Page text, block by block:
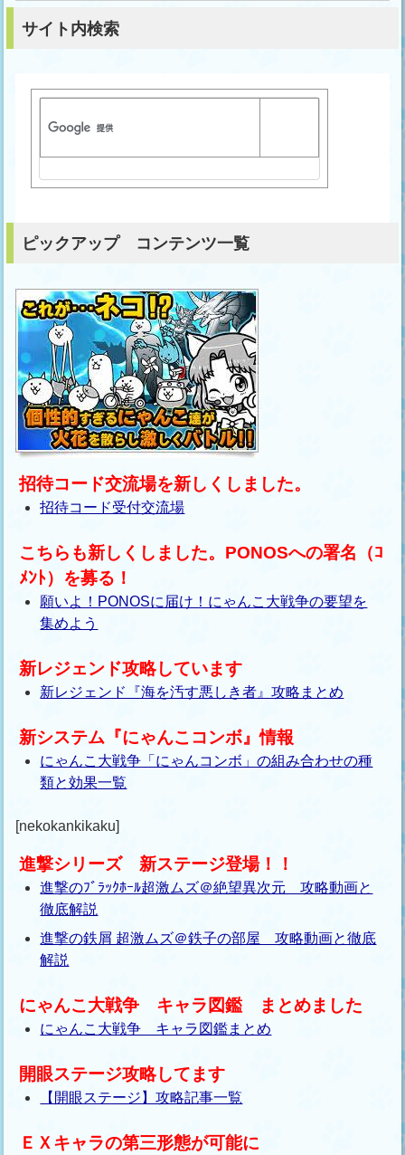
サイト内検索
ピックアップ コンテンツ一覧
招待コード交流場を新しくしました。
招待コード受付交流場
こちらも新しくしました。PONOSへの署名（ｺ
ﾒﾝﾄ）を募る！
願いよ！PONOSに届け！にゃんこ大戦争の要望を
集めよう
新レジェンド攻略しています
新レジェンド『海を汚す悪しき者』攻略まとめ
新システム『にゃんこコンボ』情報
にゃんこ大戦争「にゃんコンボ」の組み合わせの種
類と効果一覧
[nekokankikaku]
進撃シリーズ 新ステージ登場！！
進撃のﾌﾞﾗｯｸﾎｰﾙ超激ムズ＠絶望異次元 攻略動画と
徹底解説
進撃の鉄屑 超激ムズ＠鉄子の部屋 攻略動画と徹底
解説
にゃんこ大戦争 キャラ図鑑 まとめました
にゃんこ大戦争 キャラ図鑑まとめ
開眼ステージ攻略してます
【開眼ステージ】攻略記事一覧
ＥＸキャラの第三形態が可能に